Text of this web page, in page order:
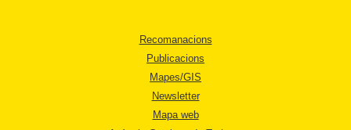
Recomanacions
Publicacions
Mapes/GIS
Newsletter
Mapa web